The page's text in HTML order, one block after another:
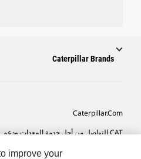
Caterpillar Brands
Caterpillar.com
CAT التواصل من أجل خدمة المعدات ودعم
تفضيلات التسويق الخاصة بيimprove your